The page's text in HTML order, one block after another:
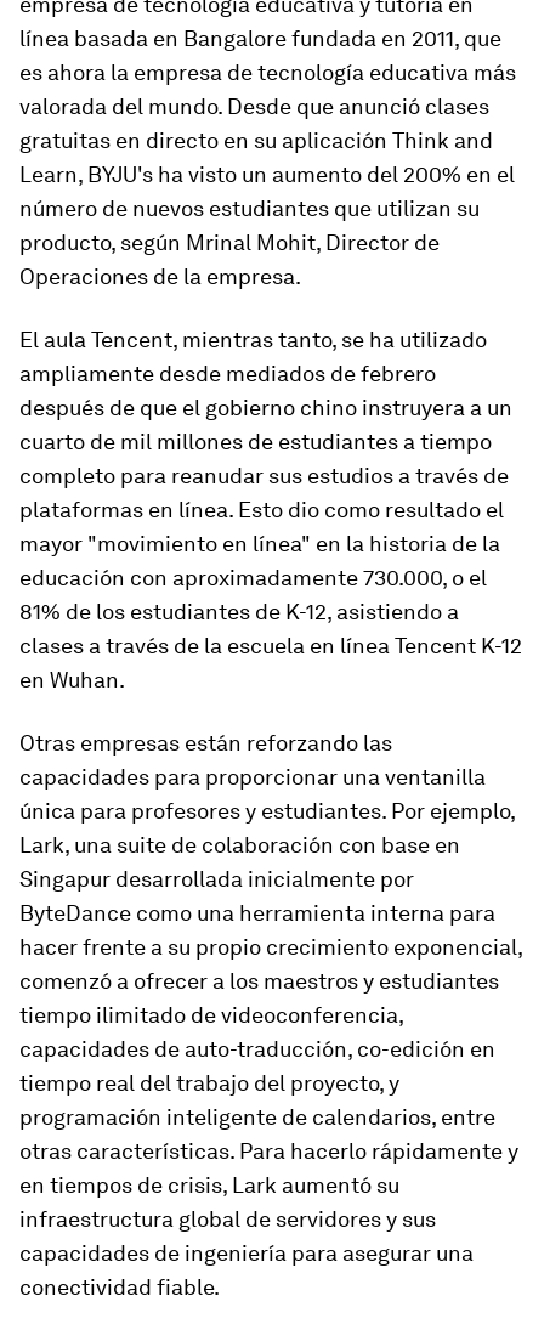
línea basada en Bangalore fundada en 2011, que
es ahora la empresa de tecnología educativa más
valorada del mundo. Desde que anunció clases
gratuitas en directo en su aplicación Think and
Learn, BYJU's ha visto un aumento del 200% en el
número de nuevos estudiantes que utilizan su
producto, según Mrinal Mohit, Director de
Operaciones de la empresa.
El aula Tencent, mientras tanto, se ha utilizado
ampliamente desde mediados de febrero
después de que el gobierno chino instruyera a un
cuarto de mil millones de estudiantes a tiempo
completo para reanudar sus estudios a través de
plataformas en línea. Esto dio como resultado el
mayor "movimiento en línea" en la historia de la
educación con aproximadamente 730.000, o el
81% de los estudiantes de K-12, asistiendo a
clases a través de la escuela en línea Tencent K-12
en Wuhan.
Otras empresas están reforzando las
capacidades para proporcionar una ventanilla
única para profesores y estudiantes. Por ejemplo,
Lark, una suite de colaboración con base en
Singapur desarrollada inicialmente por
ByteDance como una herramienta interna para
hacer frente a su propio crecimiento exponencial,
comenzó a ofrecer a los maestros y estudiantes
tiempo ilimitado de videoconferencia,
capacidades de auto-traducción, co-edición en
tiempo real del trabajo del proyecto, y
programación inteligente de calendarios, entre
otras características. Para hacerlo rápidamente y
en tiempos de crisis, Lark aumentó su
infraestructura global de servidores y sus
capacidades de ingeniería para asegurar una
conectividad fiable.